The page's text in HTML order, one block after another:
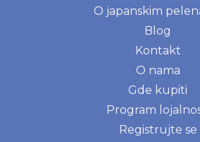
O japanskim
Blog
Kontakt
O nama
Gde kupiti
Program
Registrujte se